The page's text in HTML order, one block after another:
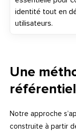
identité tout en
utilisateurs.
Une
Notre approche
construite à partir